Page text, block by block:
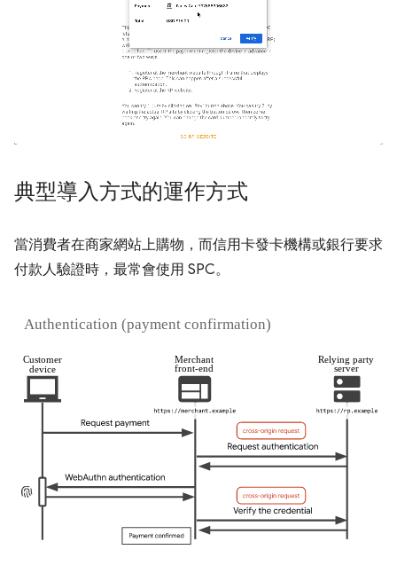
典型導入方式的運作方式
當消費者在商家網站上購物，而信用卡發卡機構或銀行要求
付款人驗證時，最常會使用 SPC。